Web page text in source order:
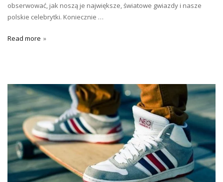
obserwować, jak noszą je największe, światowe gwiazdy i nasze
polskie celebrytki. Koniecznie …
Read more